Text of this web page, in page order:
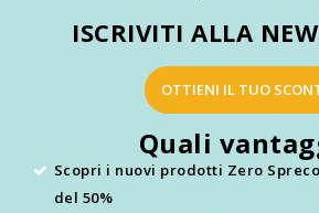
ISCRIVITI ALLA
OTTIENI IL TUO
Quali
Scopri i nuovi prodotti Zero
del 50%